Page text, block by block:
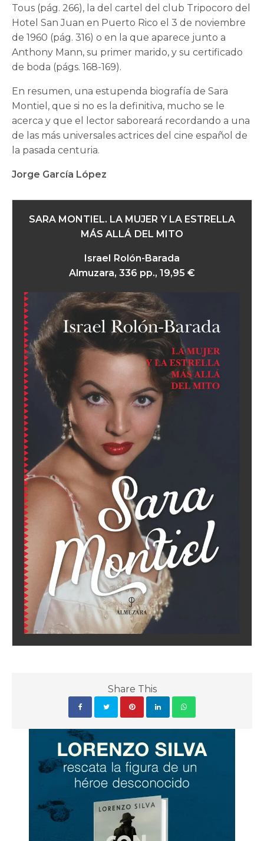
Tous (pág. 266), la del cartel del club Tripocoro del
Hotel San Juan en Puerto Rico el 3 de noviembre
de 1960 (pág. 316) o en la que aparece junto a
Anthony Mann, su primer marido, y su certificado
de boda (págs. 168-169).
En resumen, una estupenda biografía de Sara
Montiel, que si no es la definitiva, mucho se le
acerca y que el lector saboreará recordando a una
de las más universales actrices del cine español de
la pasada centuria.
Jorge García López
SARA MONTIEL. LA MUJER Y LA ESTRELLA
MÁS ALLÁ DEL MITO
Israel Rolón-Barada
Almuzara, 336 pp., 19,95 €
Share This